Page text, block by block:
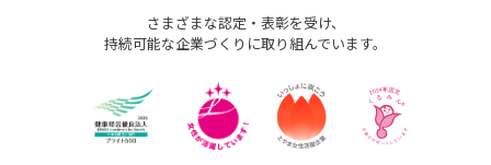
さまざまな認定・表彰を受け、
持続可能な企業づくりに取り組んでいます。